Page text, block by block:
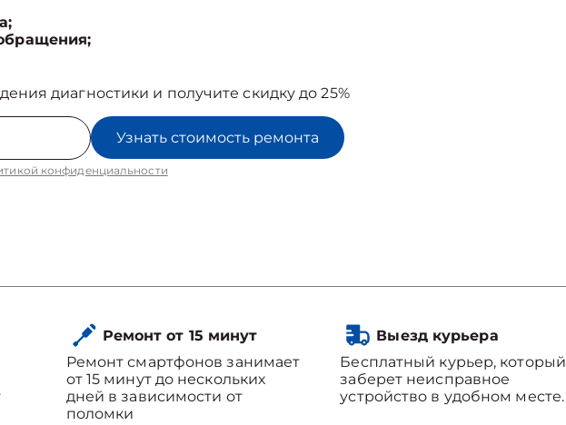
диагностики и получите скидку до 25%
Узнать стоимость ремонта
конфиденциальности
Ремонт от 15 минут
Ремонт смартфонов занимает
от 15 минут до нескольких
дней в зависимости от
поломки
Выезд курьера
Бесплатный курьер, который
заберет неисправное
устройство в удобном месте.